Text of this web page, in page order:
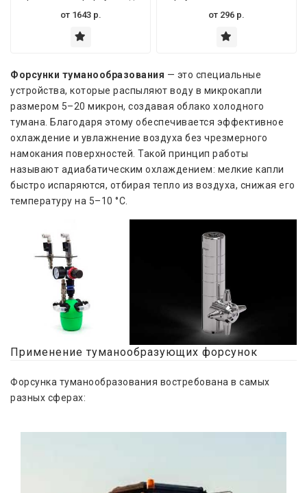
от 1643 р. от 296 р.
Форсунки туманообразования — это специальные
устройства, которые распыляют воду в микрокапли
размером 5–20 микрон, создавая облако холодного
тумана. Благодаря этому обеспечивается эффективное
охлаждение и увлажнение воздуха без чрезмерного
намокания поверхностей. Такой принцип работы
называют адиабатическим охлаждением: мелкие капли
быстро испаряются, отбирая тепло из воздуха, снижая его
температуру на 5–10 °C.
Применение туманообразующих форсунок
Форсунка туманообразования востребована в самых
разных сферах: